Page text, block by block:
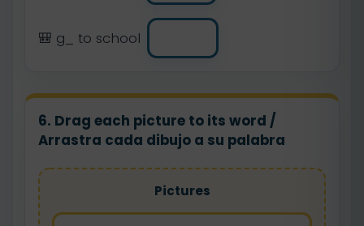
🎒 g_ to school
6. Drag each picture to its word /
Arrastra cada dibujo a su palabra
Pictures